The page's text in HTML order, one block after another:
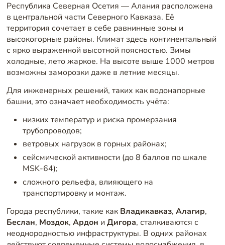
Республика Северная Осетия — Алания расположена
в центральной части Северного Кавказа. Её
территория сочетает в себе равнинные зоны и
высокогорные районы. Климат здесь континентальный
с ярко выраженной высотной поясностью. Зимы
холодные, лето жаркое. На высоте выше 1000 метров
возможны заморозки даже в летние месяцы.
Для инженерных решений, таких как водонапорные
башни, это означает необходимость учёта:
низких температур и риска промерзания
трубопроводов;
ветровых нагрузок в горных районах;
сейсмической активности (до 8 баллов по шкале
MSK-64);
сложного рельефа, влияющего на
транспортировку и монтаж.
Города республики, такие как Владикавказ, Алагир,
Беслан, Моздок, Ардон и Дигора, сталкиваются с
неоднородностью инфраструктуры. В одних районах